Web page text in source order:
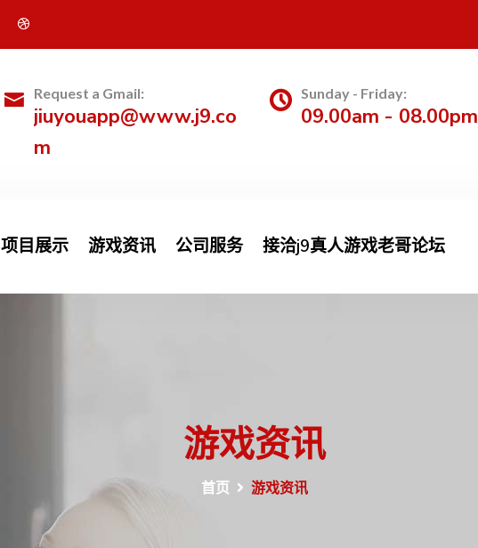
Request a Gmail:
jiuyouapp@www.j9.co
m
Sunday - Friday:
09.00am - 08.00pm
项目展示 游戏资讯 公司服务 接洽j9真人游戏老哥论坛
游戏资讯
首页 游戏资讯